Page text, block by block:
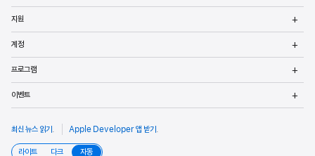
지원
계정
프로그램
이벤트
최신 뉴스 읽기 . Apple Developer 앱 받기 .
라이트 다크 자동